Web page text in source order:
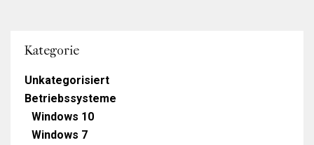
Kategorie
Unkategorisiert
Betriebssysteme
Windows 10
Windows 7